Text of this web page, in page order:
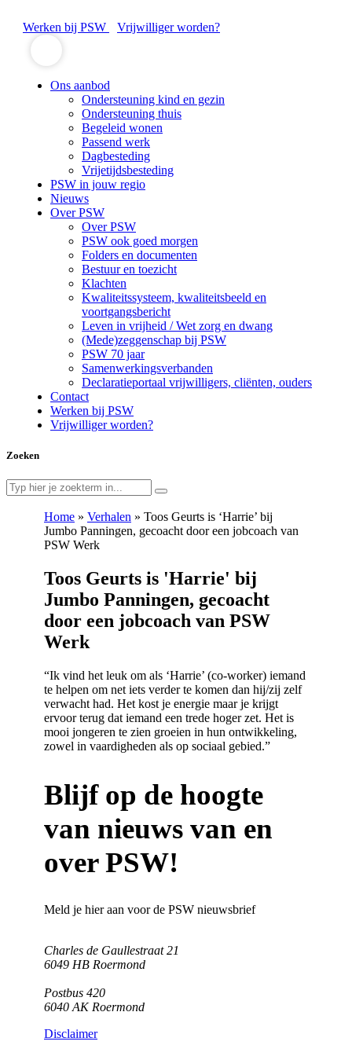
Werken bij PSW Vrijwilliger worden?
Ons aanbod
Ondersteuning kind en gezin
Ondersteuning thuis
Begeleid wonen
Passend werk
Dagbesteding
Vrijetijdsbesteding
PSW in jouw regio
Nieuws
Over PSW
Over PSW
PSW ook goed morgen
Folders en documenten
Bestuur en toezicht
Klachten
Kwaliteitssysteem, kwaliteitsbeeld en
voortgangsbericht
Leven in vrijheid / Wet zorg en dwang
(Mede)zeggenschap bij PSW
PSW 70 jaar
Samenwerkingsverbanden
Declaratieportaal vrijwilligers, cliënten, ouders
Contact
Werken bij PSW
Vrijwilliger worden?
Zoeken
Home » Verhalen » Toos Geurts is ‘Harrie’ bij
Jumbo Panningen, gecoacht door een jobcoach van
PSW Werk
Toos Geurts is 'Harrie' bij
Jumbo Panningen, gecoacht
door een jobcoach van PSW
Werk
“Ik vind het leuk om als ‘Harrie’ (co-worker) iemand
te helpen om net iets verder te komen dan hij/zij zelf
verwacht had. Het kost je energie maar je krijgt
ervoor terug dat iemand een trede hoger zet. Het is
mooi jongeren te zien groeien in hun ontwikkeling,
zowel in vaardigheden als op sociaal gebied.”
Blijf op de hoogte
van nieuws van en
over PSW!
Meld je hier aan voor de PSW nieuwsbrief
Charles de Gaullestraat 21
6049 HB Roermond
Postbus 420
6040 AK Roermond
Disclaimer